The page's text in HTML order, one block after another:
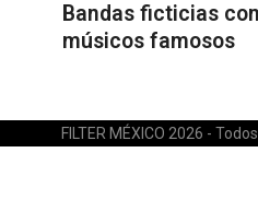
Bandas ficticias
músicos famosos
FILTER MÉXICO 2026 -